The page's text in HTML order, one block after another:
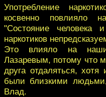
Употребление
косвенно повлияло
"Состояние
наркотиков
Это влияло на
Лазаревым, потому что
друга отдаляться,
были близкими
Влад.